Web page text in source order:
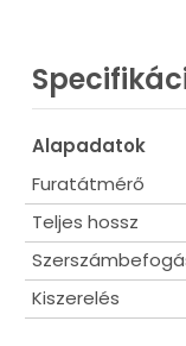
Alapadatok
Furatátmérő
Teljes hossz
Kiszerelés